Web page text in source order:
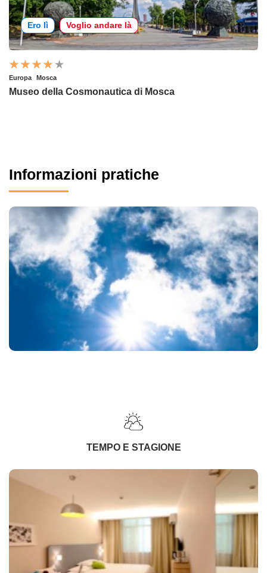
Ero lì Voglio andare là
Europa Mosca
Museo della Cosmonautica di Mosca
Informazioni pratiche
TEMPO E STAGIONE